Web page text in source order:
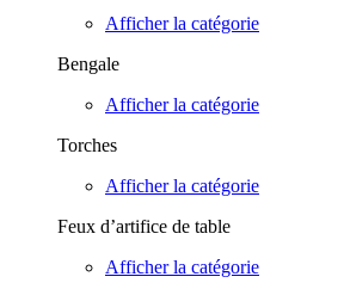
Afficher la catégorie
Bengale
Afficher la catégorie
Torches
Afficher la catégorie
Feux d’artifice de table
Afficher la catégorie